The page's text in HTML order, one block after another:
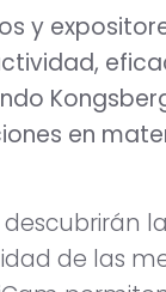
y
en
descubrirán
de las